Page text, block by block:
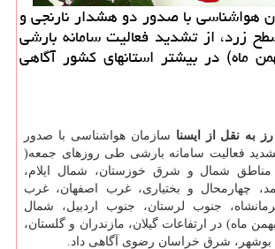
هواشناسی با صدور دو هشدار نارنجی و
زرد، از تشدید فعالیت سامانه بارشی
جمعه ( 15 بهمن ماه) در بیشتر استانهای کشور آگاهی
به نقل از ایسنا سازمان هواشناسی با صدور
فعالیت سامانه بارشی طی روزهای جمعه(
مناطق شمال و شرق خوزستان، شمال ایلام،
چهارمحال و بختیاری، غرب اصفهان، غرب
جنوب لرستان، جنوب اردبیل، شمال
زنجان تا شنبه( ۱۶ بهمن ماه) در ارتفاعات گیلان، مازندران و گلستان،
شرق خراسان رضوی آگاهی داد.